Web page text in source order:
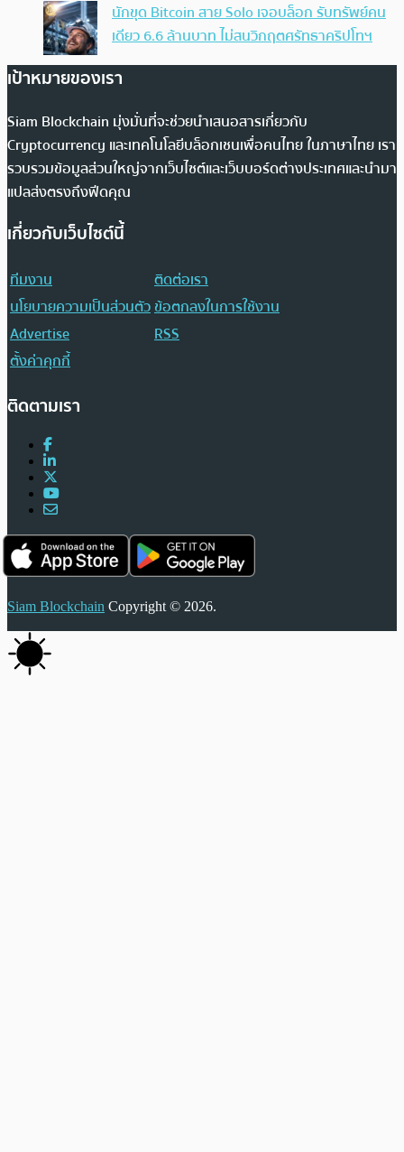
นักขุด Bitcoin สาย Solo เจอบล็อก รับทรัพย์คน
เดียว 6.6 ล้านบาท ไม่สนวิกฤตศรัทธาคริปโทฯ
เป้าหมายของเรา
Siam Blockchain มุ่งมั่นที่จะช่วยนำเสนอสารเกี่ยวกับ
Cryptocurrency และเทคโนโลยีบล็อกเชนเพื่อคนไทย ในภาษาไทย เรา
รวบรวมข้อมูลส่วนใหญ่จากเว็บไซต์และเว็บบอร์ดต่างประเทศและนำมา
แปลส่งตรงถึงฟีดคุณ
เกี่ยวกับเว็บไซต์นี้
ทีมงาน
ติดต่อเรา
นโยบายความเป็นส่วนตัวข้อตกลงในการใช้งาน
Advertise
RSS
ตั้งค่าคุกกี้
ติดตามเรา
Siam Blockchain Copyright © 2026.